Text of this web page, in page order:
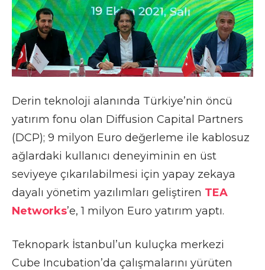
Derin teknoloji alanında Türkiye’nin öncü
yatırım fonu olan Diffusion Capital Partners
(DCP); 9 milyon Euro değerleme ile kablosuz
ağlardaki kullanıcı deneyiminin en üst
seviyeye çıkarılabilmesi için yapay zekaya
dayalı yönetim yazılımları geliştiren TEA
Networks’e, 1 milyon Euro yatırım yaptı.
Teknopark İstanbul’un kuluçka merkezi
Cube Incubation’da çalışmalarını yürüten